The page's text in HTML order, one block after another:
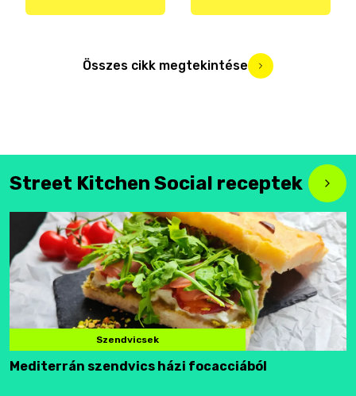
Összes cikk megtekintése
Street Kitchen Social receptek
Szendvicsek
Mediterrán szendvics házi focacciából